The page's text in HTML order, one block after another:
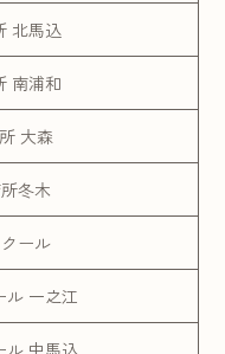
北馬込
南浦和
大森
冬木
ール
ル 一之江
ル 中馬込